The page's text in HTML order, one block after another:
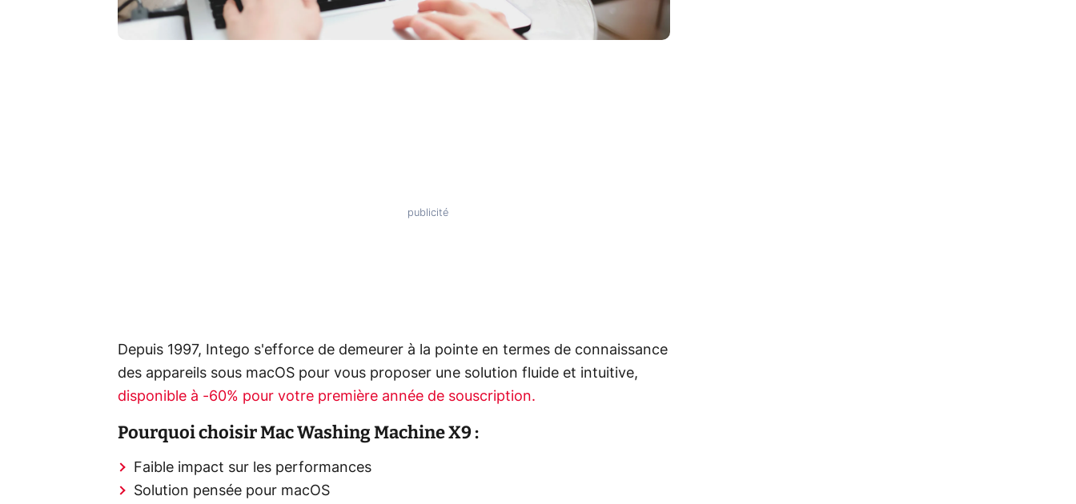
Depuis 1997, Intego s'efforce de demeurer à la pointe en termes de connaissance
des appareils sous macOS pour vous proposer une solution fluide et intuitive,
disponible à -60% pour votre première année de souscription.
Pourquoi choisir Mac Washing Machine X9 :
Faible impact sur les performances
Solution pensée pour macOS